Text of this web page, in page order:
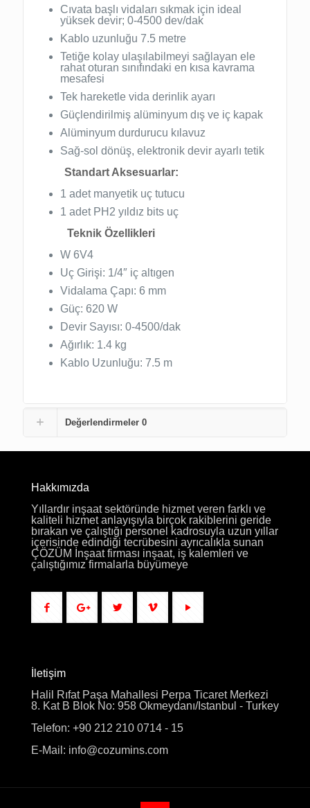
Cıvata başlı vidaları sıkmak için ideal
yüksek devir; 0-4500 dev/dak
Kablo uzunluğu 7.5 metre
Tetiğe kolay ulaşılabilmeyi sağlayan ele
rahat oturan sınıfındaki en kısa kavrama
mesafesi
Tek hareketle vida derinlik ayarı
Güçlendirilmiş alüminyum dış ve iç kapak
Alüminyum durdurucu kılavuz
Sağ-sol dönüş, elektronik devir ayarlı tetik
Standart Aksesuarlar:
1 adet manyetik uç tutucu
1 adet PH2 yıldız bits uç
Teknik Özellikleri
W 6V4
Uç Girişi: 1/4″ iç altıgen
Vidalama Çapı: 6 mm
Güç: 620 W
Devir Sayısı: 0-4500/dak
Ağırlık: 1.4 kg
Kablo Uzunluğu: 7.5 m
Değerlendirmeler 0
Hakkımızda
Yıllardır inşaat sektöründe hizmet veren farklı ve
kaliteli hizmet anlayışıyla birçok rakiblerini geride
bırakan ve çalıştığı personel kadrosuyla uzun yıllar
içerisinde edindiği tecrübesini ayrıcalıkla sunan
ÇÖZÜM İnşaat firması inşaat, iş kalemleri ve
çalıştığımız firmalarla büyümeye
İletişim
Halil Rıfat Paşa Mahallesi Perpa Ticaret Merkezi
8. Kat B Blok No: 958 Okmeydanı/Istanbul - Turkey
Telefon: +90 212 210 0714 - 15
E-Mail: info@cozumins.com